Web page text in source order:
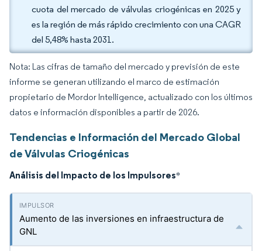
cuota del mercado de válvulas criogénicas en 2025 y
es la región de más rápido crecimiento con una CAGR
del 5,48% hasta 2031.
Nota: Las cifras de tamaño del mercado y previsión de este
informe se generan utilizando el marco de estimación
propietario de Mordor Intelligence, actualizado con los últimos
datos e información disponibles a partir de 2026.
Tendencias e Información del Mercado Global
de Válvulas Criogénicas
Análisis del Impacto de los Impulsores*
Aumento de las inversiones en infraestructura de
GNL